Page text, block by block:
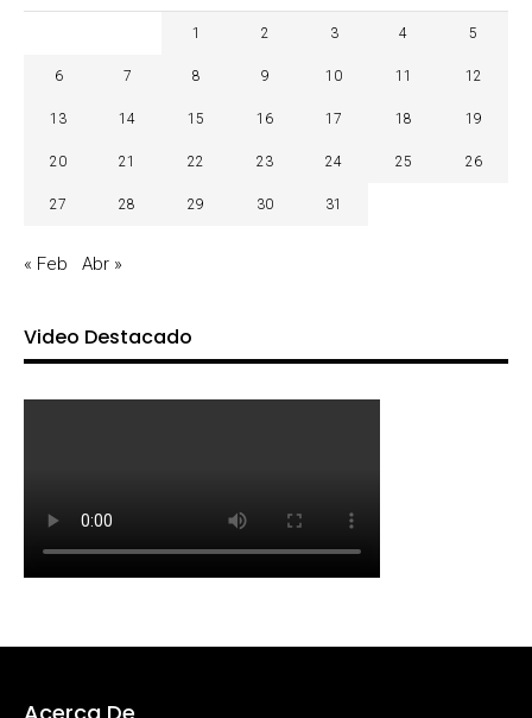
1 2 3 4 5
6 7 8 9 10 11 12
13 14 15 16 17 18 19
20 21 22 23 24 25 26
27 28 29 30 31
« Feb Abr »
Video Destacado